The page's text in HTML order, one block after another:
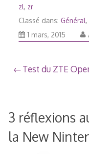
zl, zr
Classé dans: Général,
1 mars, 20151
Navigation
l’article
Test du ZTE
3 réflexions
la New